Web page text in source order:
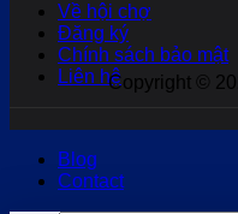
Về hội chợ
Đăng ký
Chính sách bảo mật
Liên hệCopyright ©
Blog
Contact